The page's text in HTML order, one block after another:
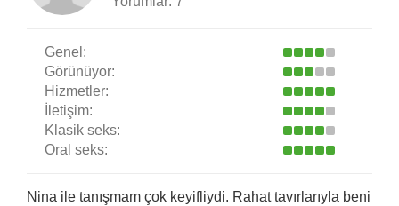
Genel:
Görünüyor:
Hizmetler:
İletişim:
Klasik seks:
Oral seks:
Nina ile tanışmam çok keyifliydi. Rahat tavırlarıyla beni